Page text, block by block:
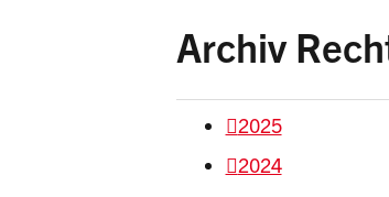
Archiv
2025
2024